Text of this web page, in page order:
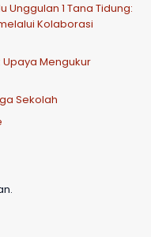
Unggulan 1 Tana Tidung:
Kolaborasi
Mengukur
Sekolah